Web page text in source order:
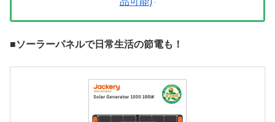
■ソーラーパネルで日常生活の節電も！